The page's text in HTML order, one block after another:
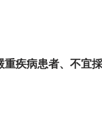
疾病患者、不宜採